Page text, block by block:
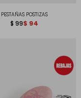
PESTAÑAS POSTIZAS
$ 99$ 94